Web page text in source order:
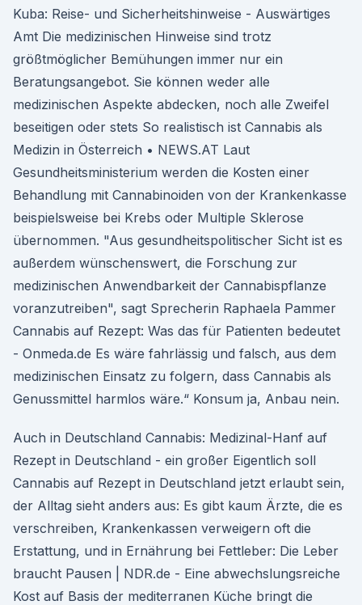
Kuba: Reise- und Sicherheitshinweise - Auswärtiges
Amt Die medizinischen Hinweise sind trotz
größtmöglicher Bemühungen immer nur ein
Beratungsangebot. Sie können weder alle
medizinischen Aspekte abdecken, noch alle Zweifel
beseitigen oder stets So realistisch ist Cannabis als
Medizin in Österreich • NEWS.AT Laut
Gesundheitsministerium werden die Kosten einer
Behandlung mit Cannabinoiden von der Krankenkasse
beispielsweise bei Krebs oder Multiple Sklerose
übernommen. "Aus gesundheitspolitischer Sicht ist es
außerdem wünschenswert, die Forschung zur
medizinischen Anwendbarkeit der Cannabispflanze
voranzutreiben", sagt Sprecherin Raphaela Pammer
Cannabis auf Rezept: Was das für Patienten bedeutet
- Onmeda.de Es wäre fahrlässig und falsch, aus dem
medizinischen Einsatz zu folgern, dass Cannabis als
Genussmittel harmlos wäre.“ Konsum ja, Anbau nein.
Auch in Deutschland Cannabis: Medizinal-Hanf auf
Rezept in Deutschland - ein großer Eigentlich soll
Cannabis auf Rezept in Deutschland jetzt erlaubt sein,
der Alltag sieht anders aus: Es gibt kaum Ärzte, die es
verschreiben, Krankenkassen verweigern oft die
Erstattung, und in Ernährung bei Fettleber: Die Leber
braucht Pausen | NDR.de - Eine abwechslungsreiche
Kost auf Basis der mediterranen Küche bringt die